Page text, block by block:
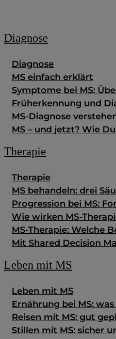
Diagnose
Diagnose
MS einfach erklärt
Symptome bei MS:
Früherkennung und
MS-Diagnose
MS – und jetzt? Wie
Therapie
Therapie
MS behandeln: drei
Progression bei MS:
Wie wirken MS-
MS-Therapie: Welche
Mit Shared Decision
Leben mit MS
Leben mit MS
Ernährung bei MS:
Reisen mit MS: gut
Stillen mit MS: sicher